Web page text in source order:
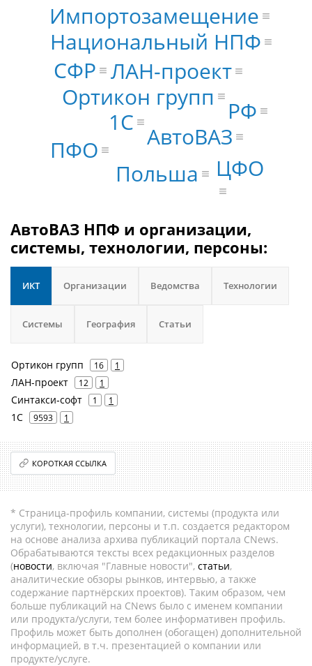
Ортикон групп
ЛАН-проект
1С
Национальный НПФ
АвтоВАЗ
СФР
Импортозамещение
ПФО
Польша
ЦФО
РФ
АвтоВАЗ НПФ и организации,
системы, технологии, персоны:
ИКТ Организации Ведомства Технологии
Системы География Статьи
Ортикон групп 16 1
ЛАН-проект 12 1
Синтакси‐софт 1 1
1С 9593 1
КОРОТКАЯ ССЫЛКА
* Страница-профиль компании, системы (продукта или
услуги), технологии, персоны и т.п. создается редактором
на основе анализа архива публикаций портала CNews.
Обрабатываются тексты всех редакционных разделов
(новости, включая "Главные новости", статьи,
аналитические обзоры рынков, интервью, а также
содержание партнёрских проектов). Таким образом, чем
больше публикаций на CNews было с именем компании
или продукта/услуги, тем более информативен профиль.
Профиль может быть дополнен (обогащен) дополнительной
информацией, в т.ч. презентацией о компании или
продукте/услуге.